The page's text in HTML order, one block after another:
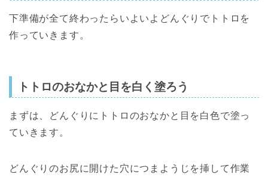
下準備が全て終わったらいよいよどんぐりでトトロを
作っていきます。
トトロのおなかと目を白く塗ろう
まずは、どんぐりにトトロのおなかと目を白色で塗っ
ていきます。
どんぐりのお尻に開けた穴につまようじを挿して作業